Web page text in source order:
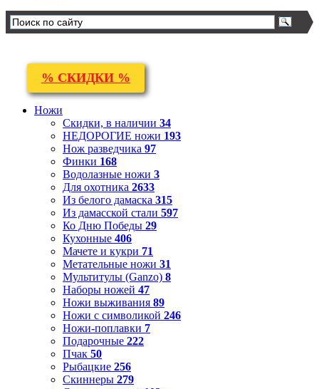
% СКИДКИ %
Ножи
Скидки, в наличии 34
НЕДОРОГИЕ ножи 193
Нож разведчика 97
Финки 168
Водолазные ножи 3
Для охотника 2633
Из белого дамаска 315
Из дамасской стали 597
Ко Дню Победы 29
Кухонные 406
Мачете и кукри 71
Метательные ножи 31
Мультитулы (Ganzo) 8
Наборы ножей 47
Ножи выживания 89
Ножи с символикой 246
Ножи-поплавки 7
Подарочные 222
Пчак 50
Рыбацкие 256
Скиннеры 279